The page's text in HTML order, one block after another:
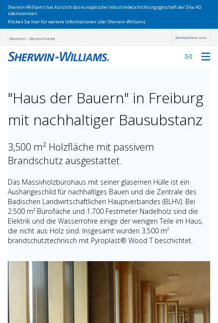
Sherwin-Williams hat kürzlich das europäische Industriebeschichtungsgeschäft der Sika AG
übernommen.
Klicken Sie hier für weitere Informationen über Sherwin-Williams
Deutsch - Deutschland Kontaktiere uns
"Haus der Bauern" in Freiburg
mit nachhaltiger Bausubstanz
3,500 m² Holzfläche mit passivem
Brandschutz ausgestattet.
Das Massivholzbürohaus mit seiner gläsernen Hülle ist ein
Aushängeschild für nachhaltiges Bauen und die Zentrale des
Badischen Landwirtschaftlichen Hauptverbandes (BLHV). Bei
2.500 m² Bürofläche und 1.700 Festmeter Nadelholz sind die
Elektrik und die Wasserrohre einige der wenigen Teile im Haus,
die nicht aus Holz sind. Insgesamt wurden 3.500 m²
brandschutztechnisch mit Pyroplast® Wood T beschichtet.